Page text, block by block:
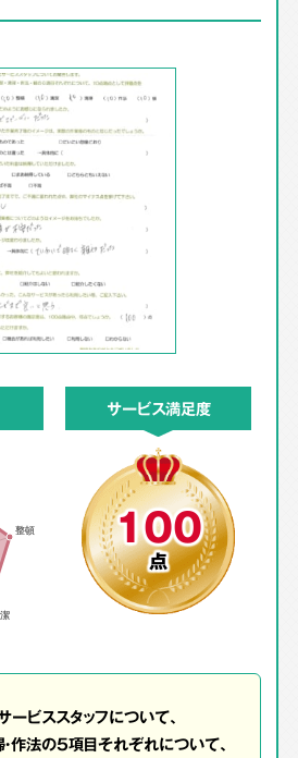
サービス満足度
100
点
ービススタッフについて、
・作法の5項目それぞれについて、